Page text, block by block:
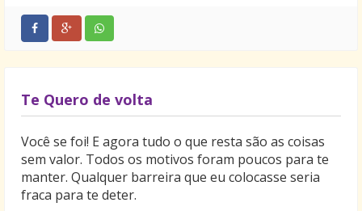
Te Quero de volta
Você se foi! E agora tudo o que resta são as coisas
sem valor. Todos os motivos foram poucos para te
manter. Qualquer barreira que eu colocasse seria
fraca para te deter.